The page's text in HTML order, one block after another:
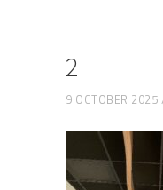
2
9 OCTOBER 2025